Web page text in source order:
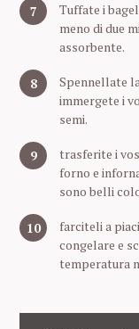
Tuffate i
meno di due
assorbente.
Spennellate
immergete i
semi.
trasferite i
forno e
sono belli
farciteli a
congelare e
temperatura
S